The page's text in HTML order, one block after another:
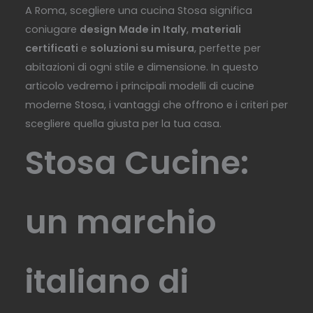
A Roma, scegliere una cucina Stosa significa
coniugare design Made in Italy, materiali
certificati e soluzioni su misura, perfette per
abitazioni di ogni stile e dimensione. In questo
articolo vedremo i principali modelli di cucine
moderne Stosa, i vantaggi che offrono e i criteri per
scegliere quella giusta per la tua casa.
Stosa Cucine:
un marchio
italiano di